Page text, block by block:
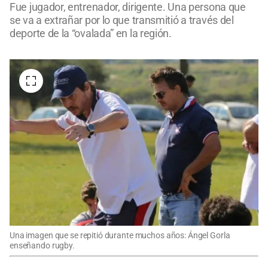
Fue jugador, entrenador, dirigente. Una persona que
se va a extrañar por lo que transmitió a través del
deporte de la “ovalada” en la región.
Una imagen que se repitió durante muchos años: Ángel Gorla
enseñando rugby.